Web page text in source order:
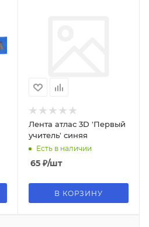
Лента атлас 3D 'Первый
учитель' синяя
Есть в наличии
65 ₽/шт
В КОРЗИНУ